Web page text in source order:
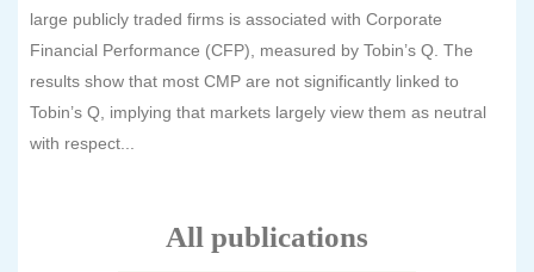
large publicly traded firms is associated with Corporate
Financial Performance (CFP), measured by Tobin’s Q. The
results show that most CMP are not significantly linked to
Tobin’s Q, implying that markets largely view them as neutral
with respect...
All publications